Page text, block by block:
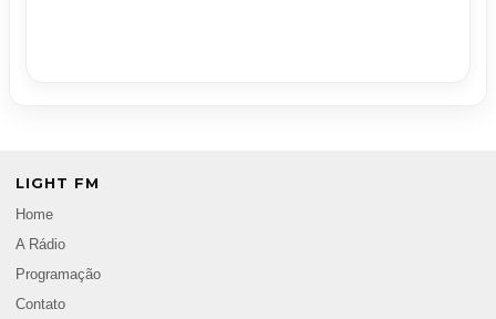
LIGHT FM
Home
A Rádio
Programação
Contato